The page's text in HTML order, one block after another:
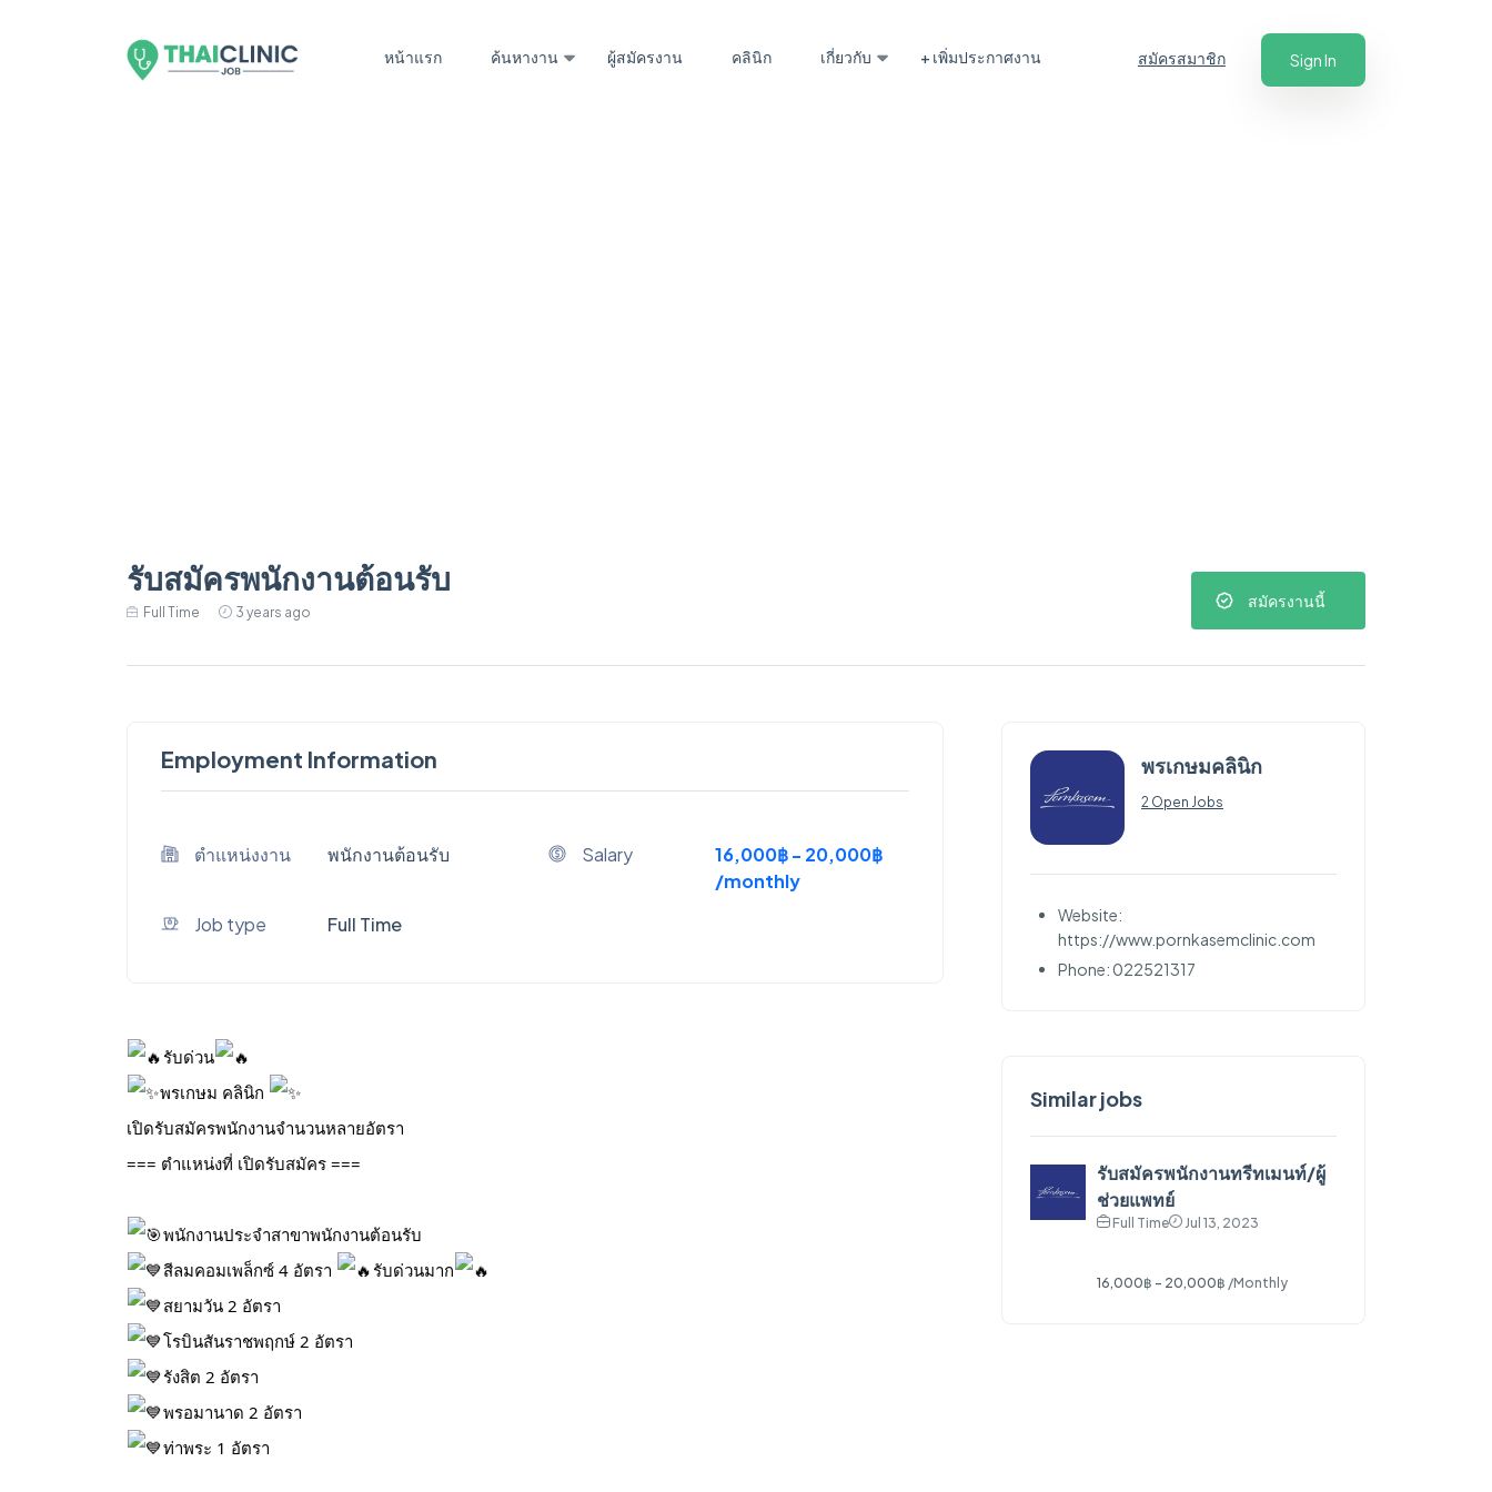
หน้าแรก ค้นหางาน ผู้สมัครงาน คลินิก เกี่ยวกับ + เพิ่มประกาศงาน สมัครสมาชิก Sign In
รับสมัครพนักงานต้อนรับ
Full Time 3 years ago
สมัครงานนี้
Employment Information
ตำแหน่งงาน พนักงานต้อนรับ Salary
16,000฿ - 20,000฿
/monthly
Job type
Full Time
รับด่วน
พรเกษม คลินิก
เปิดรับสมัครพนักงานจำนวนหลายอัตรา
=== ตำแหน่งที่ เปิดรับสมัคร ===
พนักงานประจำสาขาพนักงานต้อนรับ
สีลมคอมเพล็กซ์ 4 อัตรา
รับด่วนมาก
สยามวัน 2 อัตรา
โรบินสันราชพฤกษ์ 2 อัตรา
รังสิต 2 อัตรา
พรอมานาด 2 อัตรา
ท่าพระ 1 อัตรา
พรเกษมคลินิก
2 Open Jobs
Website:
https://www.pornkasemclinic.com
Phone: 022521317
Similar jobs
รับสมัครพนักงานทรีทเมนท์/ผู้
ช่วยแพทย์
Full Time Jul 13, 2023
16,000฿ - 20,000฿ /Monthly